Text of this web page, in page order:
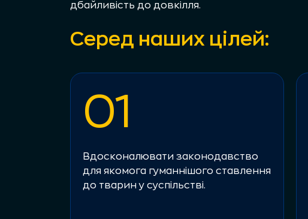
дбайливість до довкілля.
Серед наших цілей:
01
Вдосконалювати законодавство
для якомога гуманнішого ставлення
до тварин у суспільстві.